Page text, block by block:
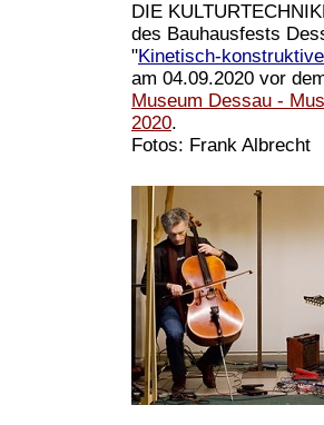
DIE
des Bauhausfests
"Kinetisch-
am 04.09.2020 vor
Museum Dessau -
2020.
Fotos: Frank Albrecht